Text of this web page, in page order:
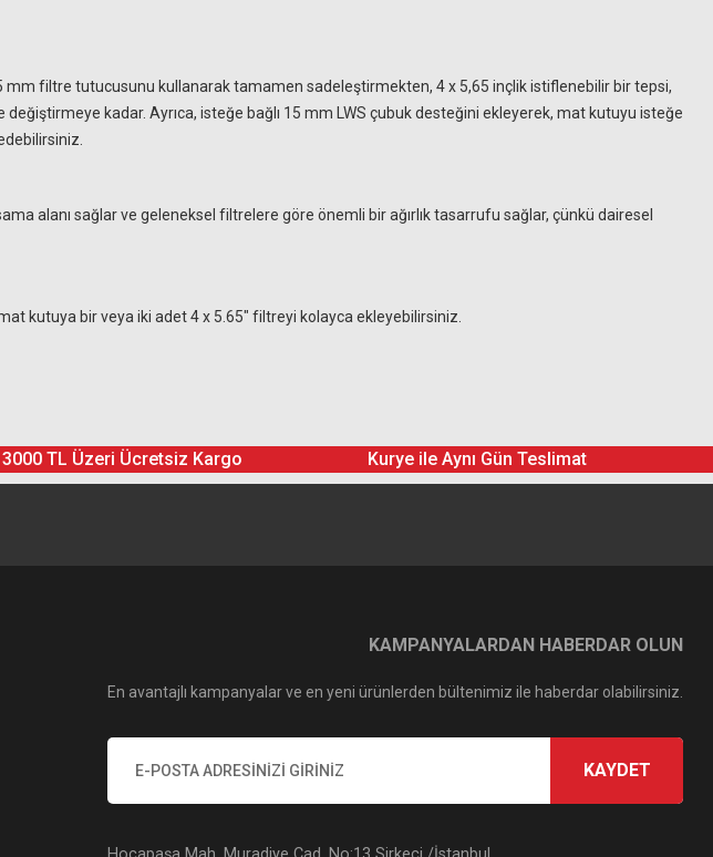
mm filtre tutucusunu kullanarak tamamen sadeleştirmekten, 4 x 5,65 inçlik istiflenebilir bir tepsi,
kadar. Ayrıca, isteğe bağlı 15 mm LWS çubuk desteğini ekleyerek, mat kutuyu isteğe
alanı sağlar ve geleneksel filtrelere göre önemli bir ağırlık tasarrufu sağlar, çünkü dairesel
kutuya bir veya iki adet 4 x 5.65" filtreyi kolayca ekleyebilirsiniz.
3000 TL Üzeri Ücretsiz Kargo Kurye ile Aynı Gün Teslimat
KAMPANYALARDAN HABERDAR OLUN
En avantajlı kampanyalar ve en yeni ürünlerden bültenimiz ile haberdar olabilirsiniz.
KAYDET